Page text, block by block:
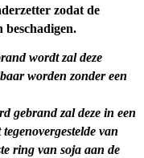
zodat de
beschadigen.
wordt zal deze
worden zonder een
gebrand zal deze in een
van
ring van soja aan de